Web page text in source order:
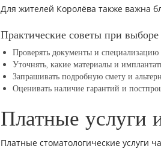
Для жителей Королёва также важна
Практические советы при выборе
Проверять документы и специализацию
Уточнять, какие материалы и
Запрашивать подробную смету и
Оценивать наличие гарантий и
Платные услуги
Платные стоматологические услуги